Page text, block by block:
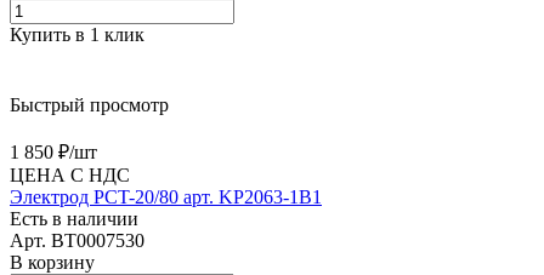
Купить в 1 клик
Быстрый просмотр
1 850 ₽/шт
ЦЕНА С НДС
Электрод PCT-20/80 арт. KP2063-1B1
Есть в наличии
Арт. BT0007530
В корзину